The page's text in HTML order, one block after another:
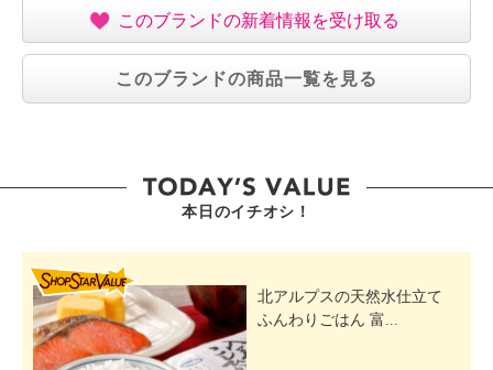
このブランドの新着情報を受け取る
このブランドの商品一覧を見る
本日のイチオシ！
北アルプスの天然水仕立て
ふんわりごはん 富...